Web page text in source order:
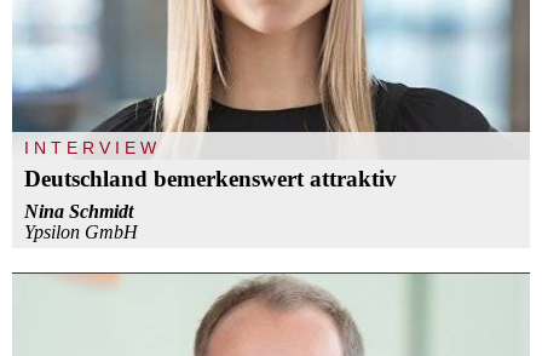
INTERVIEW
Deutschland bemerkenswert attraktiv
Nina Schmidt
Ypsilon GmbH